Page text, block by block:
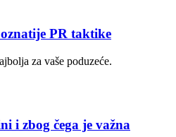
PR taktike
za vaše poduzeće.
i zbog čega je važna